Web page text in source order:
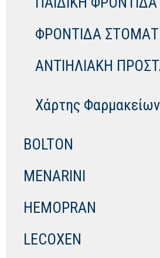
ΦΡΟΝΤΙΔΑ
ΑΝΤΙΗΛΙΑΚΗ
Χάρτης Φαρμακείων
BOLTON
MENARINI
HEMOPRAN
LECOXEN